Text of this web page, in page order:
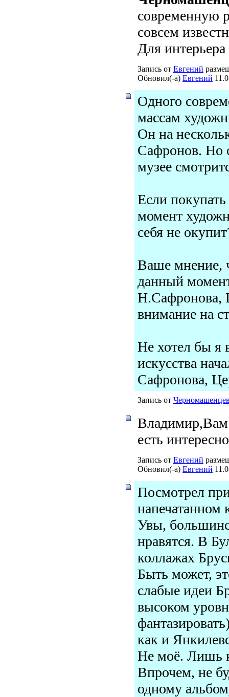
современную
совсем
Для интерьера
Запись от Евгений
Обновил(-а) Евгений
Одного
массам
Он на
Сафронов. Но
музее
Если
момент
себя не
Ваше мнение,
данный
Н.Сафронова,
внимание на
Не хотел бы я
искусства
Сафронова,
Запись от
Владимир,Вам
есть
Запись от Евгений
Обновил(-а) Евгений
Посмотрел
напечатанном
Увы,
нравятся. В
коллажах
Быть может,
слабые идеи
высоком
как и
Не моё. Лишь
Впрочем, не
одному